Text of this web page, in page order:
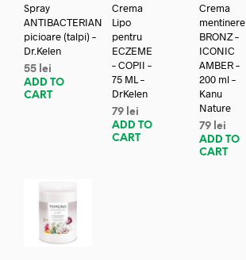
Spray
ANTIBACTERIAN
picioare (talpi) –
Dr.Kelen
55 lei
ADD TO
CART
Crema
Lipo
pentru
ECZEME
– COPII –
75 ML –
DrKelen
79 lei
ADD TO
CART
Crema
mentinere
BRONZ –
ICONIC
AMBER –
200 ml –
Kanu
Nature
79 lei
ADD TO
CART